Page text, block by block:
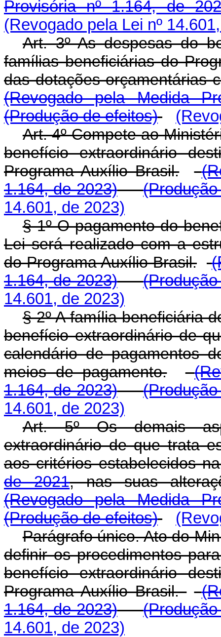
Provisória nº 1.164, de
(Revogado pela Lei nº
Art. 3º As despesas do
famílias beneficiárias do
das dotações orçamentárias
(Revogado pela Medida
(Produção de efeitos)
Art. 4º Compete ao
benefício extraordinário
Programa Auxílio Brasil.
1.164, de 2023)
14.601, de 2023)
§ 1º O pagamento do
Lei será realizado com a
do Programa Auxílio Brasil.
1.164, de 2023)
14.601, de 2023)
§ 2º A família beneficiária
benefício extraordinário de
calendário de pagamentos
meios de pagamento.
1.164, de 2023)
14.601, de 2023)
Art. 5º Os demais
extraordinário de que trata
aos critérios estabelecidos
de 2021, nas suas
(Revogado pela Medida
(Produção de efeitos)
Parágrafo único. Ato do
definir os procedimentos
benefício extraordinário
Programa Auxílio Brasil.
1.164, de 2023)
14.601, de 2023)